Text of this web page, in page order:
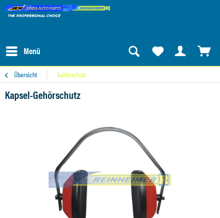
Menü
Übersicht Gehörschutz
Kapsel-Gehörschutz